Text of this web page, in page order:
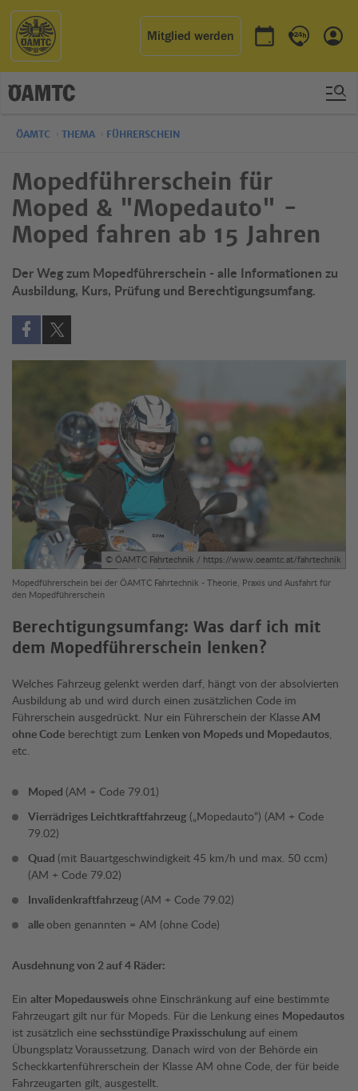
Mitglied werden
Termin buchen
Kontakt &
ÖAMTC THEMA FÜHRERSCHEIN
Mopedführerschein für
Moped & "Mopedauto" -
Moped fahren ab 15 Jahren
Der Weg zum Mopedführerschein - alle Informationen zu
Ausbildung, Kurs, Prüfung und Berechtigungsumfang.
Auf Facebook teilen (öffnet in neuem Fenster)
Auf X teilen (öffnet in neuem Fenster)
© ÖAMTC Fahrtechnik / https://www.oeamtc.at/fahrtechnik
Mopedführerschein bei der ÖAMTC Fahrtechnik - Theorie, Praxis und Ausfahrt für
den Mopedführerschein
Berechtigungsumfang: Was darf ich mit
dem Mopedführerschein lenken?
Welches Fahrzeug gelenkt werden darf, hängt von der absolvierten
Ausbildung ab und wird durch einen zusätzlichen Code im
Führerschein ausgedrückt. Nur ein Führerschein der KlasseAM
ohne Code berechtigt zum Lenken von Mopeds und Mopedautos,
etc.
Moped (AM + Code 79.01)
Vierrädriges Leichtkraftfahrzeug („Mopedauto“) (AM + Code
79.02)
Quad (mit Bauartgeschwindigkeit 45 km/h und max. 50 ccm)
(AM + Code 79.02)
Invalidenkraftfahrzeug(AM + Code 79.02)
alleoben genannten = AM (ohne Code)
Ausdehnung von 2 auf 4 Räder:
Ein alter Mopedausweis ohne Einschränkung auf eine bestimmte
Fahrzeugart gilt nur für Mopeds. Für die Lenkung eines Mopedautos
ist zusätzlich eine sechsstündige Praxisschulung auf einem
Übungsplatz Voraussetzung. Danach wird von der Behörde ein
Scheckkartenführerschein der Klasse AM ohne Code, der für beide
Fahrzeugarten gilt, ausgestellt.